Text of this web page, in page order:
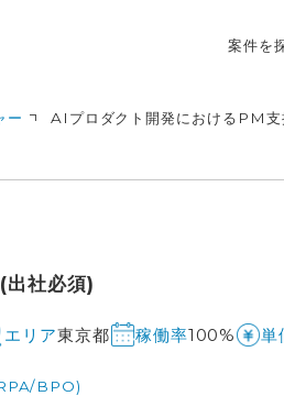
案件を
ー AIプロダクト開発におけるPM支
社必須)
エリア東京都 稼働率100% 単
BPO)